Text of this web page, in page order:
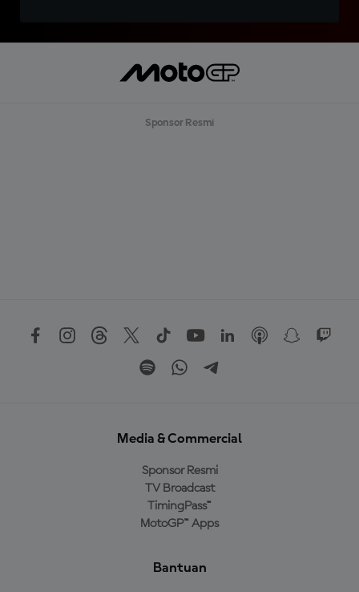
Sponsor Resmi
Media & Commercial
Sponsor Resmi
TV Broadcast
TimingPass™
MotoGP™ Apps
Bantuan